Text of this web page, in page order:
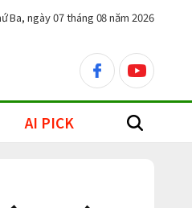
facebookyoutube
Ba, ngày 07 tháng 08 năm 2026
AI PICK search